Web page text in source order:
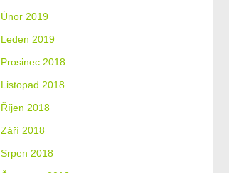
Únor 2019
Leden 2019
Prosinec 2018
Listopad 2018
Říjen 2018
Září 2018
Srpen 2018